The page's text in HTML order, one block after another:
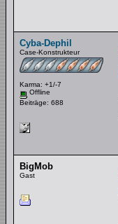
Cyba-Dephil
Case-Konstrukteur
Karma: +1/-7
Offline
Beiträge: 688
BigMob
Gast